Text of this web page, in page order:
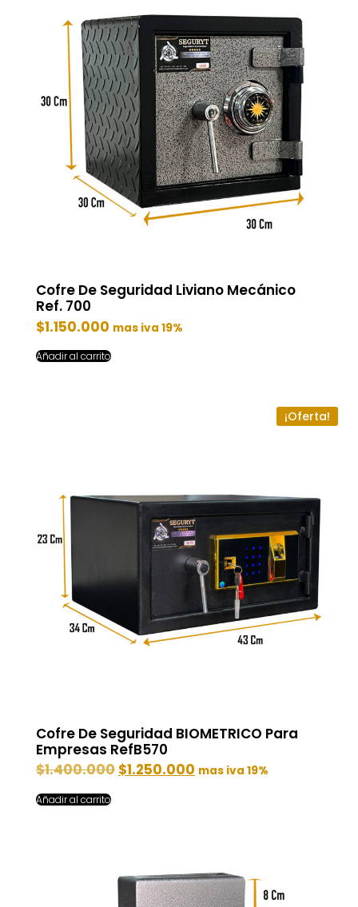
Cofre De Seguridad Liviano Mecánico
Ref. 700
$1.150.000 mas iva 19%
Añadir al carrito
¡Oferta!
Cofre De Seguridad BIOMETRICO Para
Empresas RefB570
$1.400.000 $1.250.000 mas iva 19%
Añadir al carrito